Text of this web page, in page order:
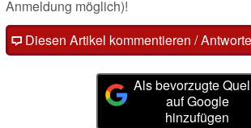
Anmeldung möglich)!
Diesen Artikel kommentieren /
Als bevorzugte
auf Google
hinzufügen